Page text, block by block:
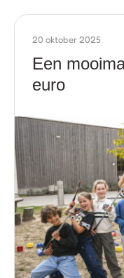
20 oktober 2025
Een
euro